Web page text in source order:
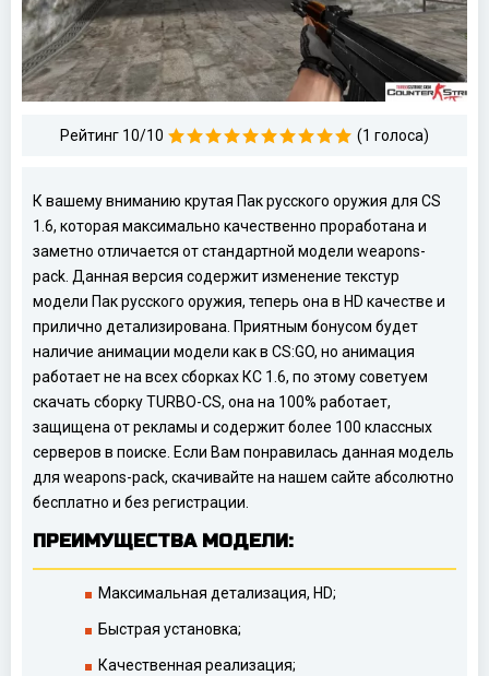
Рейтинг 10/10 (1 голоса)
К вашему вниманию крутая Пак русского оружия для CS
1.6, которая максимально качественно проработана и
заметно отличается от стандартной модели weapons-
pack. Данная версия содержит изменение текстур
модели Пак русского оружия, теперь она в HD качестве и
прилично детализирована. Приятным бонусом будет
наличие анимации модели как в CS:GO, но анимация
работает не на всех сборках КС 1.6, по этому советуем
скачать сборку TURBO-CS, она на 100% работает,
защищена от рекламы и содержит более 100 классных
серверов в поиске. Если Вам понравилась данная модель
для weapons-pack, скачивайте на нашем сайте абсолютно
бесплатно и без регистрации.
ПРЕИМУЩЕСТВА МОДЕЛИ:
Максимальная детализация, HD;
Быстрая установка;
Качественная реализация;